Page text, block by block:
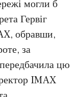
могли б
Гервіг
обравши,
за
цю
IMAX